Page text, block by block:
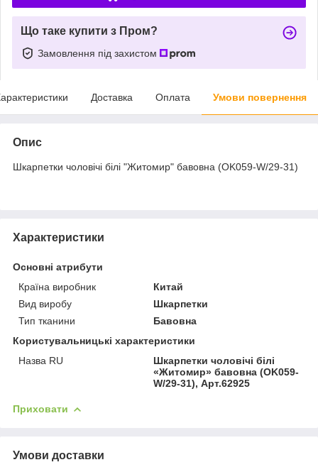
Що таке купити з Пром?
Замовлення під захистом
Доставка Оплата Умови повернення
Опис
Шкарпетки чоловічі білі "Житомир" бавовна (OK059-W/29-31)
Характеристики
Основні атрибути
Країна виробник
Китай
Вид виробу
Шкарпетки
Тип тканини
Бавовна
Користувальницькі характеристики
Назва RU
Шкарпетки чоловічі білі
«Житомир» бавовна (OK059-
W/29-31), Арт.62925
Приховати
Умови доставки